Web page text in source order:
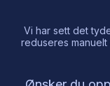
Vi har sett det
reduseres